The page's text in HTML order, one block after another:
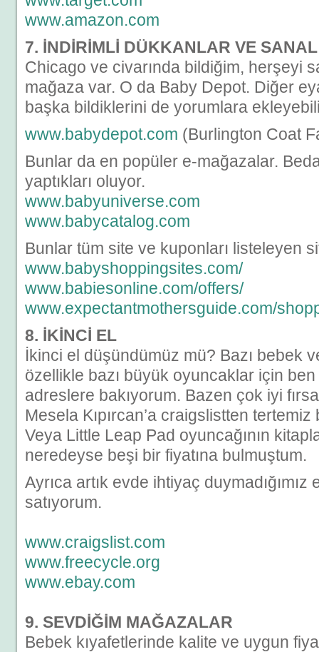
www.amazon.com
7. İNDİRİMLİ DÜKKANLAR VE
Chicago ve civarında bildiğim, herşeyi
mağaza var. O da Baby Depot. Diğer
başka bildiklerini de yorumlara
www.babydepot.com (Burlington Coat
Bunlar da en popüler e-mağazalar.
yaptıkları oluyor.
www.babyuniverse.com
www.babycatalog.com
Bunlar tüm site ve kuponları listeleyen
www.babyshoppingsites.com/
www.babiesonline.com/offers/
www.expectantmothersguide.com/
8. İKİNCİ EL
İkinci el düşündümüz mü? Bazı bebek
özellikle bazı büyük oyuncaklar için
adreslere bakıyorum. Bazen çok iyi
Mesela Kıpırcan’a craigslistten tertemiz
Veya Little Leap Pad oyuncağının
neredeyse beşi bir fiyatına bulmuştum.
Ayrıca artık evde ihtiyaç duymadığımız
satıyorum.
www.craigslist.com
www.freecycle.org
www.ebay.com
9. SEVDİĞİM MAĞAZALAR
Bebek kıyafetlerinde kalite ve uygun